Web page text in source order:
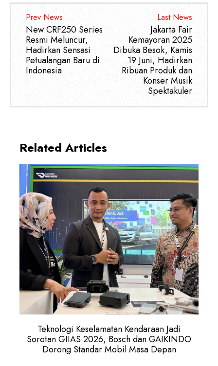
Prev News
New CRF250 Series
Resmi Meluncur,
Hadirkan Sensasi
Petualangan Baru di
Indonesia
Last News
Jakarta Fair
Kemayoran 2025
Dibuka Besok, Kamis
19 Juni, Hadirkan
Ribuan Produk dan
Konser Musik
Spektakuler
Related Articles
Teknologi Keselamatan Kendaraan Jadi
Sorotan GIIAS 2026, Bosch dan GAIKINDO
Dorong Standar Mobil Masa Depan